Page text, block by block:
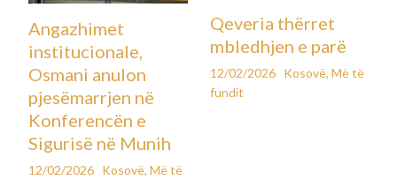
Angazhimet
institucionale,
Osmani anulon
pjesëmarrjen në
Konferencën e
Sigurisë në Munih
12/02/2026 Kosovë,Më të
Qeveria thërret
mbledhjen e parë
12/02/2026 Kosovë, Më të
fundit